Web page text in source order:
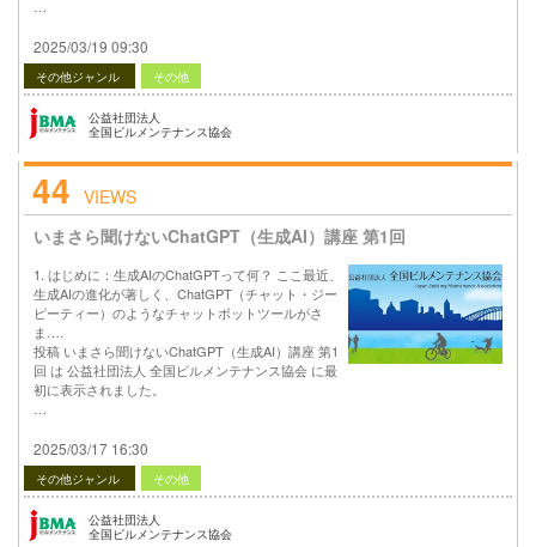
2025/03/19 09:30
その他ジャンル その他
公益社団法人
全国ビルメンテナンス協会
44 VIEWS
いまさら聞けないChatGPT（生成AI）講座 第1回
1. はじめに：生成AIのChatGPTって何？ ここ最近、
生成AIの進化が著しく、ChatGPT（チャット・ジー
ピーティー）のようなチャットボットツールがさ
ま….
投稿 いまさら聞けないChatGPT（生成AI）講座 第1
回 は 公益社団法人 全国ビルメンテナンス協会 に最
初に表示されました。
2025/03/17 16:30
その他ジャンル その他
公益社団法人
全国ビルメンテナンス協会